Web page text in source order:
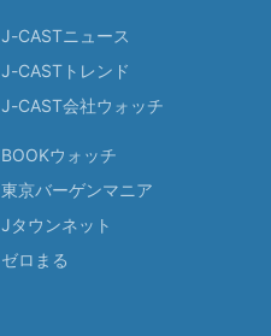
J-CASTニュース
J-CASTトレンド
J-CAST会社ウォッチ
BOOKウォッチ
東京バーゲンマニア
Jタウンネット
ゼロまる